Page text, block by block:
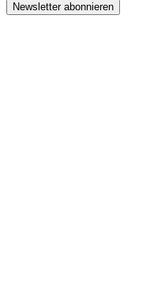
Newsletter abonnieren